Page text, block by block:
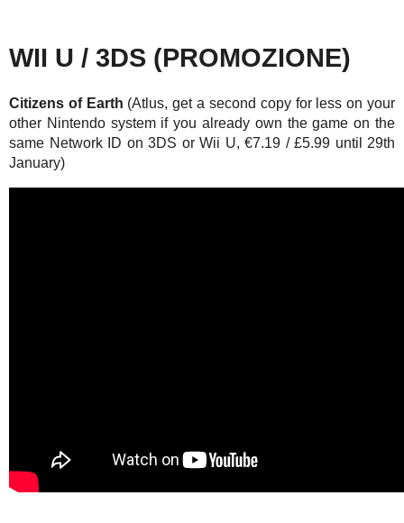
WII U / 3DS (PROMOZIONE)
Citizens of Earth (Atlus, get a second copy for less on your
other Nintendo system if you already own the game on the
same Network ID on 3DS or Wii U, €7.19 / £5.99 until 29th
January)